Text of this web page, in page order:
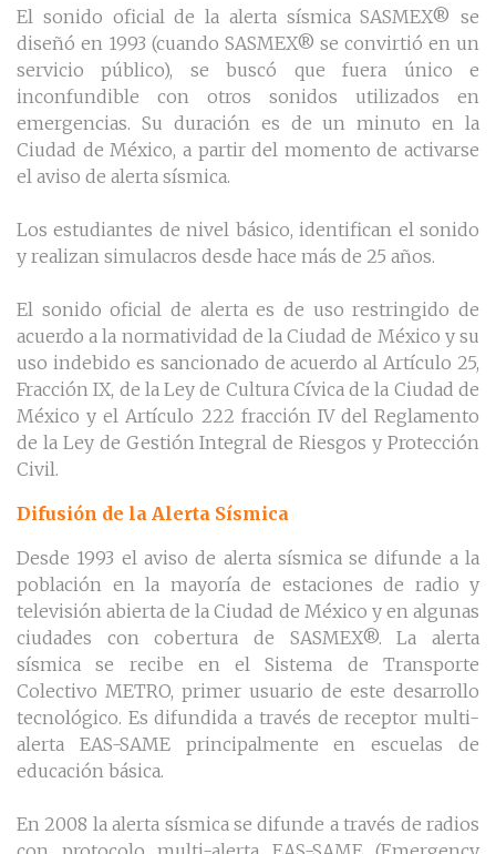
El sonido oficial de la alerta sísmica SASMEX® se
diseñó en 1993 (cuando SASMEX® se convirtió en un
servicio público), se buscó que fuera único e
inconfundible con otros sonidos utilizados en
emergencias. Su duración es de un minuto en la
Ciudad de México, a partir del momento de activarse
el aviso de alerta sísmica.
Los estudiantes de nivel básico, identifican el sonido
y realizan simulacros desde hace más de 25 años.
El sonido oficial de alerta es de uso restringido de
acuerdo a la normatividad de la Ciudad de México y su
uso indebido es sancionado de acuerdo al Artículo 25,
Fracción IX, de la Ley de Cultura Cívica de la Ciudad de
México y el Artículo 222 fracción IV del Reglamento
de la Ley de Gestión Integral de Riesgos y Protección
Civil.
Difusión de la Alerta Sísmica
Desde 1993 el aviso de alerta sísmica se difunde a la
población en la mayoría de estaciones de radio y
televisión abierta de la Ciudad de México y en algunas
ciudades con cobertura de SASMEX®. La alerta
sísmica se recibe en el Sistema de Transporte
Colectivo METRO, primer usuario de este desarrollo
tecnológico. Es difundida a través de receptor multi-
alerta EAS-SAME principalmente en escuelas de
educación básica.
En 2008 la alerta sísmica se difunde a través de radios